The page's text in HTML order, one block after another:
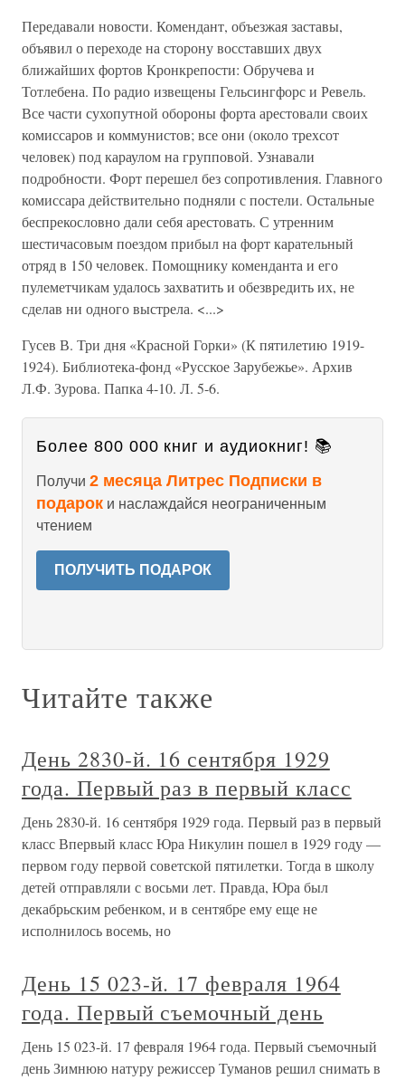
Передавали новости. Комендант, объезжая заставы,
объявил о переходе на сторону восставших двух
ближайших фортов Кронкрепости: Обручева и
Тотлебена. По радио извещены Гельсингфорс и Ревель.
Все части сухопутной обороны форта арестовали своих
комиссаров и коммунистов; все они (около трехсот
человек) под караулом на групповой. Узнавали
подробности. Форт перешел без сопротивления. Главного
комиссара действительно подняли с постели. Остальные
беспрекословно дали себя арестовать. С утренним
шестичасовым поездом прибыл на форт карательный
отряд в 150 человек. Помощнику коменданта и его
пулеметчикам удалось захватить и обезвредить их, не
сделав ни одного выстрела. <...>
Гусев В. Три дня «Красной Горки» (К пятилетию 1919-
1924). Библиотека-фонд «Русское Зарубежье». Архив
Л.Ф. Зурова. Папка 4-10. Л. 5-6.
Более 800 000 книг и аудиокниг! 📚
Получи 2 месяца Литрес Подписки в
подарок и наслаждайся неограниченным
чтением
ПОЛУЧИТЬ ПОДАРОК
Читайте также
День 2830-й. 16 сентября 1929
года. Первый раз в первый класс
День 2830-й. 16 сентября 1929 года. Первый раз в первый
класс Впервый класс Юра Никулин пошел в 1929 году —
первом году первой советской пятилетки. Тогда в школу
детей отправляли с восьми лет. Правда, Юра был
декабрьским ребенком, и в сентябре ему еще не
исполнилось восемь, но
День 15 023-й. 17 февраля 1964
года. Первый съемочный день
День 15 023-й. 17 февраля 1964 года. Первый съемочный
день Зимнюю натуру режиссер Туманов решил снимать в